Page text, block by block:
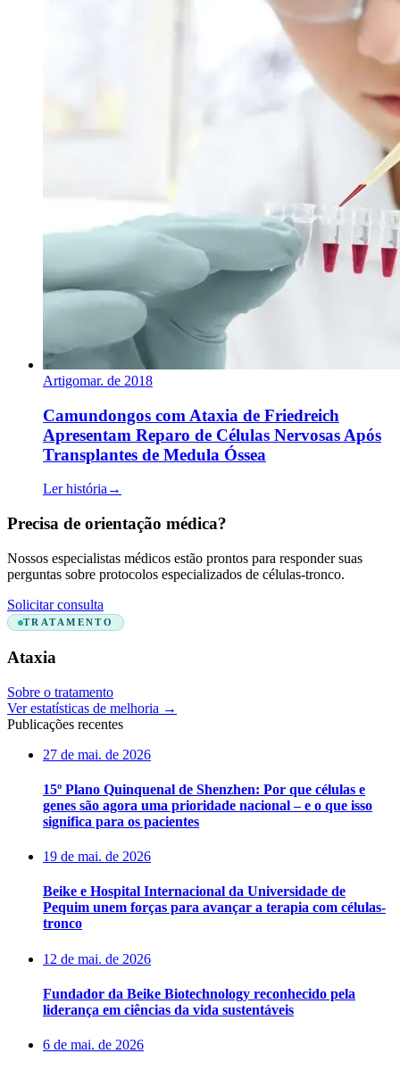
Artigomar. de 2018
Camundongos com Ataxia de Friedreich
Apresentam Reparo de Células Nervosas Após
Transplantes de Medula Óssea
Ler história →
Precisa de orientação médica?
Nossos especialistas médicos estão prontos para responder suas
perguntas sobre protocolos especializados de células-tronco.
Solicitar consulta
TRATAMENTO
Ataxia
Sobre o tratamento
Ver estatísticas de melhoria →
Publicações recentes
27 de mai. de 2026
15º Plano Quinquenal de Shenzhen: Por que células e
genes são agora uma prioridade nacional – e o que isso
significa para os pacientes
19 de mai. de 2026
Beike e Hospital Internacional da Universidade de
Pequim unem forças para avançar a terapia com células-
tronco
12 de mai. de 2026
Fundador da Beike Biotechnology reconhecido pela
liderança em ciências da vida sustentáveis
6 de mai. de 2026